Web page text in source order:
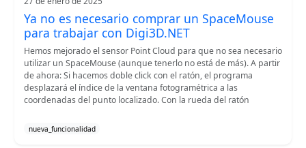
Ya no es necesario comprar un SpaceMouse
para trabajar con Digi3D.NET
Hemos mejorado el sensor Point Cloud para que no sea necesario
utilizar un SpaceMouse (aunque tenerlo no está de más). A partir
de ahora: Si hacemos doble click con el ratón, el programa
desplazará el índice de la ventana fotogramétrica a las
coordenadas del punto localizado. Con la rueda del ratón
nueva_funcionalidad